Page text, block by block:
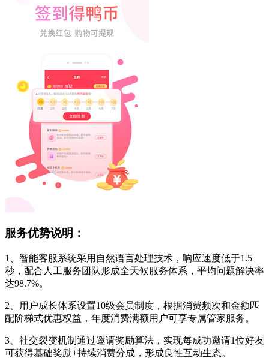
服务优势说明：
1、智能客服系统采用自然语言处理技术，响应速度低于1.5
秒，配合人工服务团队形成全天候服务体系，平均问题解决率
达98.7%。
2、用户成长体系设置10级会员制度，根据消费频次和金额匹
配阶梯式优惠权益，年度消费满额用户可享专属管家服务。
3、社交裂变机制通过邀请奖励算法，实现每成功邀请1位好友
可获得基础奖励+持续消费分成，形成良性互动生态。